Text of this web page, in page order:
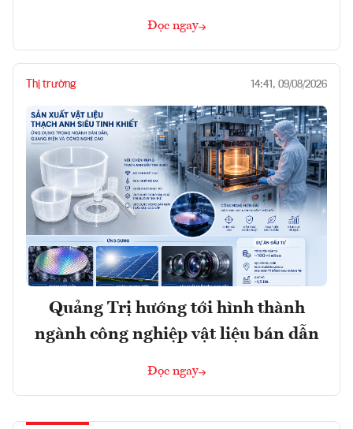
Đọc ngay
Thị trường 14:41, 09/08/2026
Quảng Trị hướng tới hình thành
ngành công nghiệp vật liệu bán dẫn
Đọc ngay